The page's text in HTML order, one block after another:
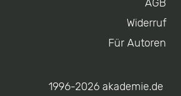
AGB
Widerruf
Für Autoren
1996-2026 akademie.de